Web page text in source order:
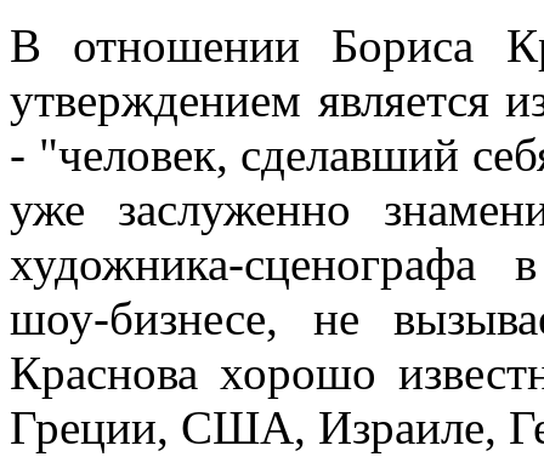
В отношении Бориса
утверждением является
- "человек, сделавший
уже заслуженно
художника-сценографа
шоу-бизнесе, не
Краснова хорошо
Греции, США, Израиле,